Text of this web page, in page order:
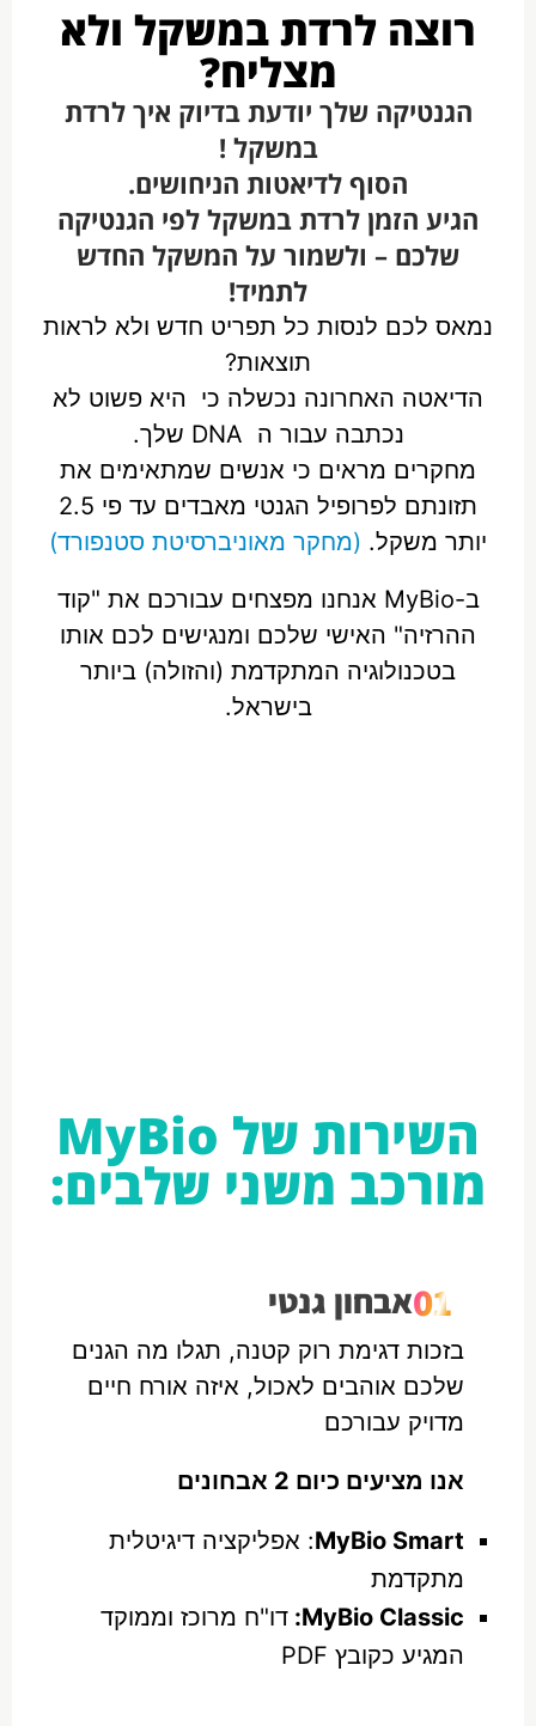
רוצה לרדת במשקל ולא
מצליח?
הגנטיקה שלך יודעת בדיוק איך לרדת
במשקל !
הסוף לדיאטות הניחושים.
הגיע הזמן לרדת במשקל לפי הגנטיקה
שלכם – ולשמור על המשקל החדש
לתמיד!
נמאס לכם לנסות כל תפריט חדש ולא לראות
תוצאות?
הדיאטה האחרונה נכשלה כי היא פשוט לא
נכתבה עבור ה DNA שלך.
מחקרים מראים כי אנשים שמתאימים את
תזונתם לפרופיל הגנטי מאבדים עד פי 2.5
יותר משקל. (מחקר מאוניברסיטת סטנפורד)
ב-MyBio אנחנו מפצחים עבורכם את "קוד
ההרזיה" האישי שלכם ומנגישים לכם אותו
בטכנולוגיה המתקדמת (והזולה) ביותר
בישראל.
השירות של MyBio
מורכב משני שלבים:
01אבחון גנטי
בזכות דגימת רוק קטנה, תגלו מה הגנים
שלכם אוהבים לאכול, איזה אורח חיים
מדויק עבורכם
אנו מציעים כיום 2 אבחונים
MyBio Smart: אפליקציה דיגיטלית
מתקדמת
MyBio Classic: דו"ח מרוכז וממוקד
המגיע כקובץ PDF